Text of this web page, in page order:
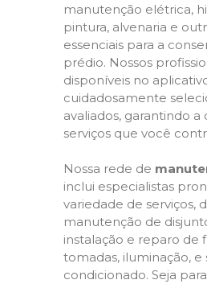
manutenção elétrica,
pintura, alvenaria e
essenciais para a
prédio. Nossos
disponíveis no
cuidadosamente
avaliados, garantindo a
serviços que você
Nossa rede de
inclui especialistas
variedade de serviços,
manutenção de
instalação e reparo de
tomadas, iluminação, e
condicionado. Seja